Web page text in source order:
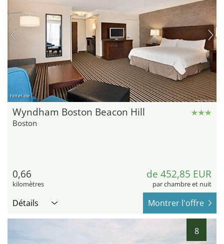
hotel.de
Wyndham Boston Beacon Hill
Boston
0,66
kilomètres
de 452,85 EUR
par chambre et nuit
Détails Montrer l'offre
8